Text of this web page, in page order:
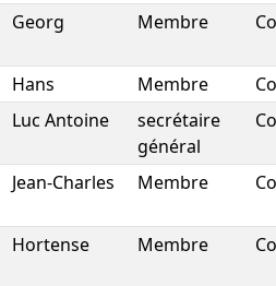
Georg Membre
Hans Membre
Luc Antoine
secrétaire
général
Jean-Charles Membre
Hortense Membre